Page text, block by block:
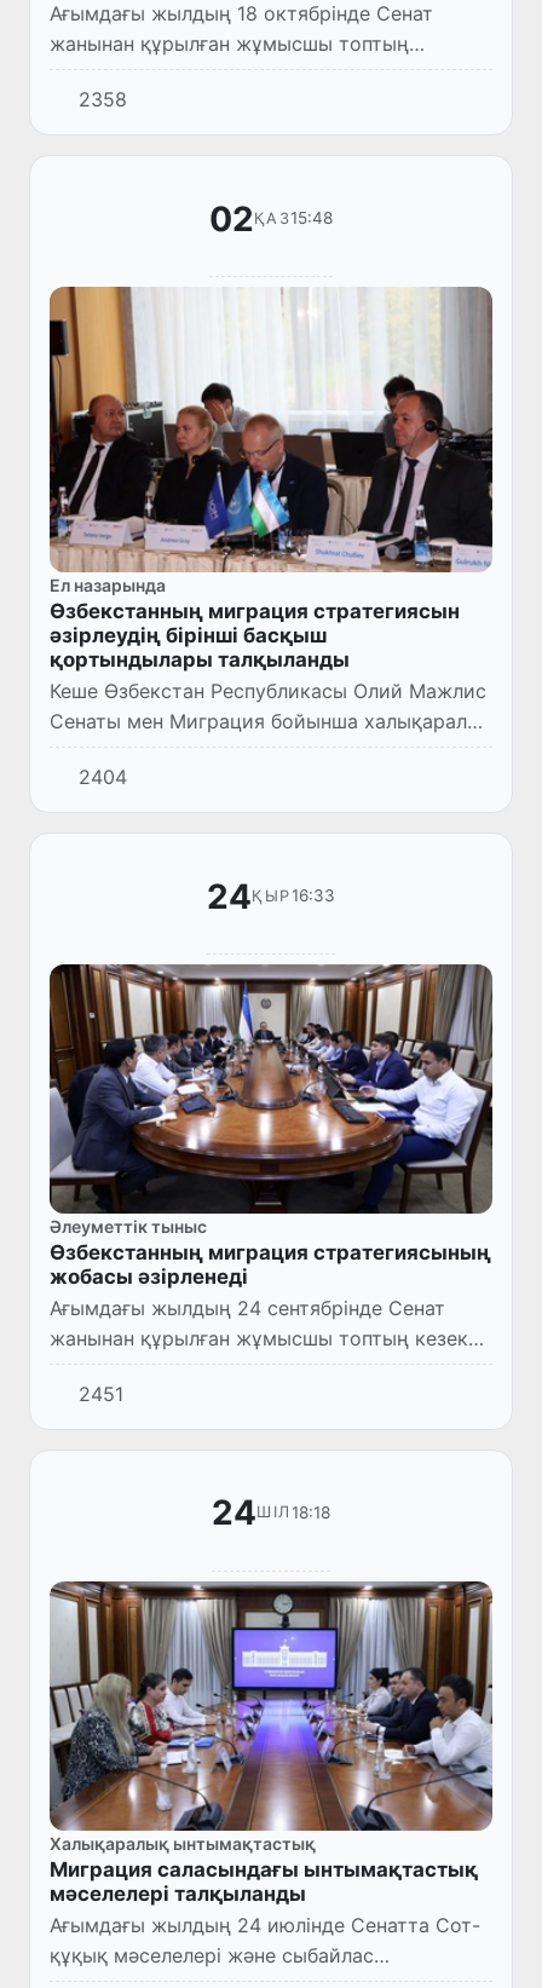
Ағымдағы жылдың 18 октябрінде Сенат
жанынан құрылған жұмысшы топтың
кезектегі жиналысы өтті.
2358
02ҚАЗ15:48
Ел назарында
Өзбекстанның миграция стратегиясын
әзірлеудің бірінші басқыш
қортындылары талқыланды
Кеше Өзбекстан Республикасы Олий Мажлис
Сенаты мен Миграция бойынша халықаралық
ұйымының (МХҰ) Өзбекстандағы өкілеттігі
тарапынан семинар өтті. Шара Өзбекстанның
миграция стратегия...
2404
24ҚЫР16:33
Әлеуметтік тыныс
Өзбекстанның миграция стратегиясының
жобасы әзірленеді
Ағымдағы жылдың 24 сентябрінде Сенат
жанынан құрылған жұмысшы топтың кезекті
жиналысы өтті.
2451
24ШІЛ 18:18
Халықаралық ынтымақтастық
Миграция саласындағы ынтымақтастық
мәселелері талқыланды
Ағымдағы жылдың 24 июлінде Сенатта Сот-
құқық мәселелері және сыбайлас